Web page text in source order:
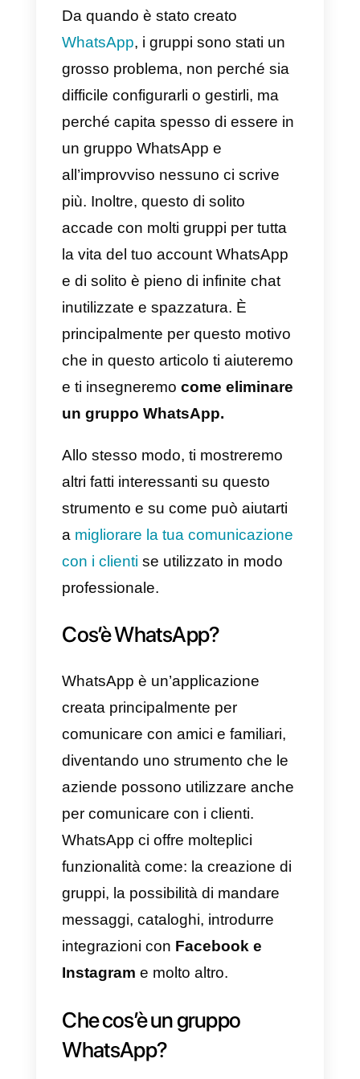
Eliminare un
gruppo
WhatsApp
Conclusioni
finali
Da quando è stato creato
WhatsApp, i gruppi sono stati un
grosso problema, non perché sia ​​
difficile configurarli o gestirli, ma
perché capita spesso di essere
un gruppo WhatsApp e
all’improvviso nessuno ci scrive
più. Inoltre, questo di solito
accade con molti gruppi per tutta
la vita del tuo account WhatsApp
e di solito è pieno di infinite chat
inutilizzate e spazzatura. È
principalmente per questo motivo
che in questo articolo ti aiuteremo
e ti insegneremo
Allo stesso modo, ti mostreremo
altri fatti interessanti su questo
strumento e su come può aiutarti
migliorare la tua comunicazione
con i clientise utilizzato in modo
professionale.
Cos’è WhatsApp?
WhatsApp è un’applicazione
creata principalmente per
comunicare con amici e familiari,